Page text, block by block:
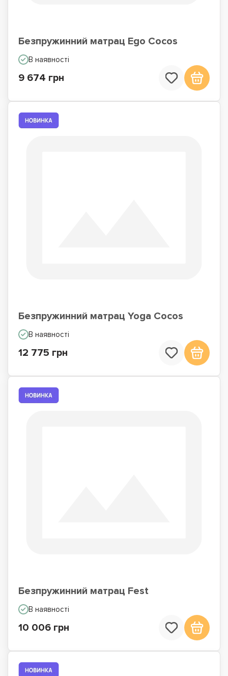
Безпружинний матрац Ego Cocos
В наявності
9 674 грн
Безпружинний матрац Yoga Cocos
В наявності
12 775 грн
Безпружинний матрац Fest
В наявності
10 006 грн